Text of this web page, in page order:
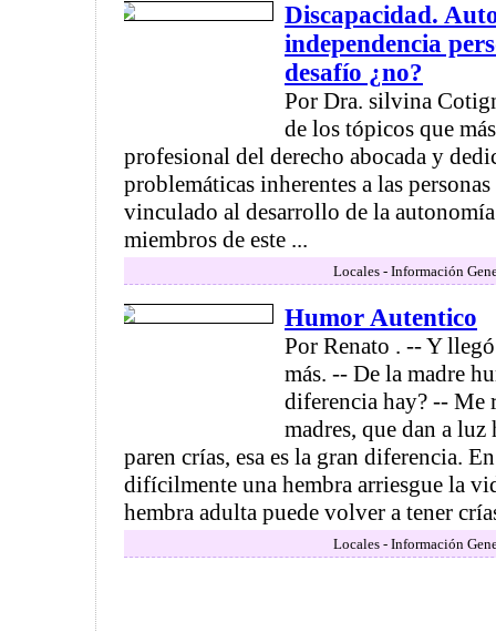
Discapacidad.
independencia
desafío ¿no?
Por Dra. silvina
de los tópicos que
profesional del derecho abocada y
problemáticas inherentes a las
vinculado al desarrollo de la
miembros de este ...
Locales - Información
Humor Autentico
Por Renato . -- Y
más. -- De la madre
diferencia hay? -- Me
madres, que dan a
paren crías, esa es la gran diferencia.
difícilmente una hembra arriesgue la
hembra adulta puede volver a tener
Locales - Información